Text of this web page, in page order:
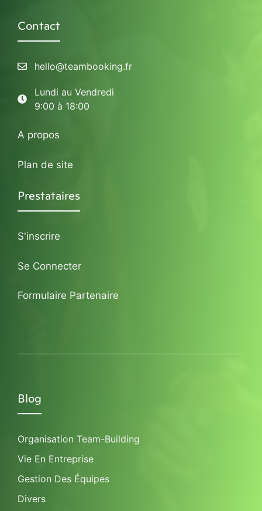
Contact
hello@teambooking.fr
Lundi au Vendredi
9:00 à 18:00
A propos
Plan de site
Prestataires
S'inscrire
Se Connecter
Formulaire Partenaire
Blog
Organisation Team-Building
Vie En Entreprise
Gestion Des Équipes
Divers